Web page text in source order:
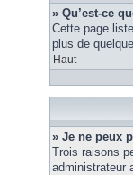
» Qu’est-ce
Cette page
plus de
Haut
» Je ne peux
Trois raisons
administrateur